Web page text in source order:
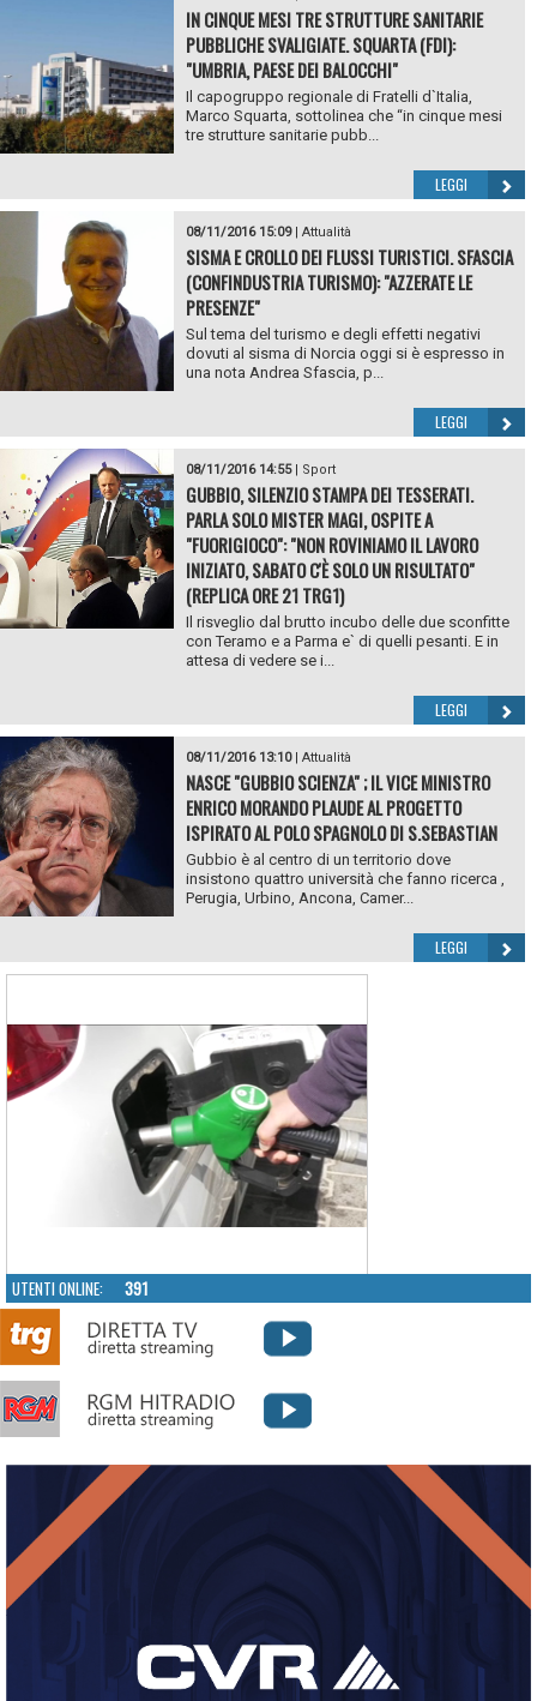
IN CINQUE MESI TRE STRUTTURE SANITARIE
PUBBLICHE SVALIGIATE. SQUARTA (FDI):
"UMBRIA, PAESE DEI BALOCCHI"
Il capogruppo regionale di Fratelli d`Italia,
Marco Squarta, sottolinea che “in cinque mesi
tre strutture sanitarie pubb...
LEGGI
08/11/2016 15:09| Attualità
SISMA E CROLLO DEI FLUSSI TURISTICI. SFASCIA
(CONFINDUSTRIA TURISMO): "AZZERATE LE
PRESENZE"
Sul tema del turismo e degli effetti negativi
dovuti al sisma di Norcia oggi si è espresso in
una nota Andrea Sfascia, p...
LEGGI
08/11/2016 14:55| Sport
GUBBIO, SILENZIO STAMPA DEI TESSERATI.
PARLA SOLO MISTER MAGI, OSPITE A
"FUORIGIOCO": "NON ROVINIAMO IL LAVORO
INIZIATO, SABATO C'È SOLO UN RISULTATO"
(REPLICA ORE 21 TRG1)
Il risveglio dal brutto incubo delle due sconfitte
con Teramo e a Parma e` di quelli pesanti. E in
attesa di vedere se i...
LEGGI
08/11/2016 13:10| Attualità
NASCE "GUBBIO SCIENZA" ; IL VICE MINISTRO
ENRICO MORANDO PLAUDE AL PROGETTO
ISPIRATO AL POLO SPAGNOLO DI S.SEBASTIAN
Gubbio è al centro di un territorio dove
insistono quattro università che fanno ricerca ,
Perugia, Urbino, Ancona, Camer...
LEGGI
UTENTI ONLINE: 391